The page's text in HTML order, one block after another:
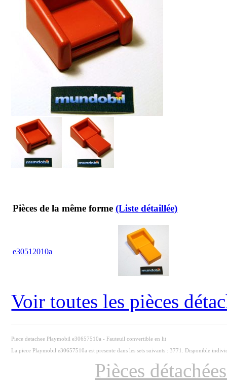
Pièces de la même forme(Liste détaillée)
e30512010a
Voir toutes les pièces
Piece detachee Playmobil e30657510a - Fauteuil convertible en lit
La piece Playmobil e30657510a est presente dans les sets suivants : 3771. Disponible
Pièces